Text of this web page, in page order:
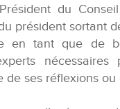
du
président sortant
en tant que de
de ses réflexions ou